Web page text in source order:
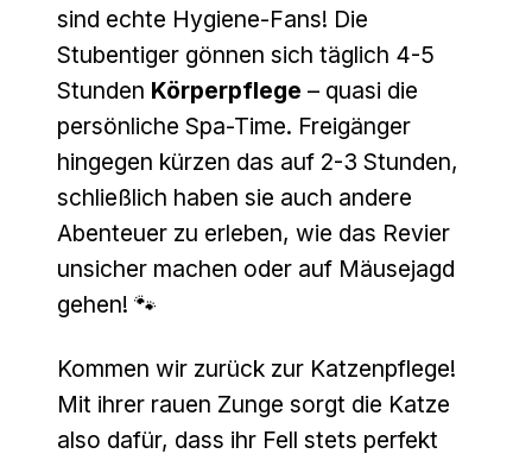
sind echte Hygiene-Fans! Die
Stubentiger gönnen sich täglich 4-5
Stunden Körperpflege – quasi die
persönliche Spa-Time. Freigänger
hingegen kürzen das auf 2-3 Stunden,
schließlich haben sie auch andere
Abenteuer zu erleben, wie das Revier
unsicher machen oder auf Mäusejagd
gehen! 🐾
Kommen wir zurück zur Katzenpflege!
Mit ihrer rauen Zunge sorgt die Katze
also dafür, dass ihr Fell stets perfekt